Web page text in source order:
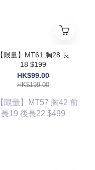
【限量】MT61 胸28 長
18 $199
HK$99.00
HK$199.00